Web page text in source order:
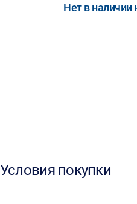
Нет в наличии
Условия покупки